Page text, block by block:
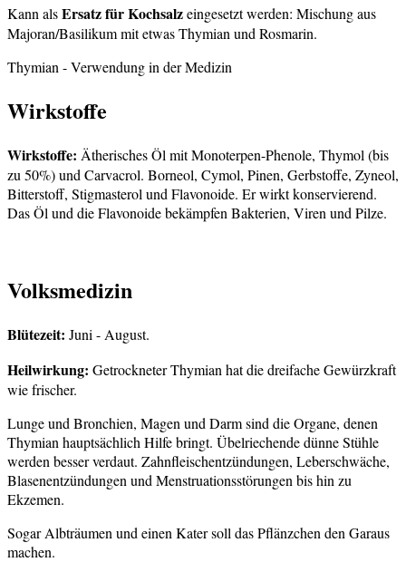
Kann alsErsatz für Kochsalzeingesetzt werden: Mischung aus
Majoran/Basilikum mit etwas Thymian und Rosmarin.
Thymian- Verwendung in der Medizin
Wirkstoffe
Wirkstoffe: Ätherisches Öl mit Monoterpen-Phenole, Thymol (bis
zu 50%) und Carvacrol. Borneol, Cymol, Pinen, Gerbstoffe, Zyneol,
Bitterstoff, Stigmasterol und Flavonoide. Er wirkt konservierend.
Das Öl und die Flavonoide bekämpfen Bakterien, Viren und Pilze.
Volksmedizin
Blütezeit: Juni - August.
Heilwirkung: Getrockneter Thymian hat die dreifache Gewürzkraft
wie frischer.
Lunge und Bronchien, Magen und Darm sind die Organe, denen
Thymian hauptsächlich Hilfe bringt. Übelriechende dünne Stühle
werden besser verdaut. Zahnfleischentzündungen, Leberschwäche,
Blasenentzündungen und Menstruationsstörungen bis hin zu
Ekzemen.
Sogar Albträumen und einen Kater soll das Pflänzchen den Garaus
machen.